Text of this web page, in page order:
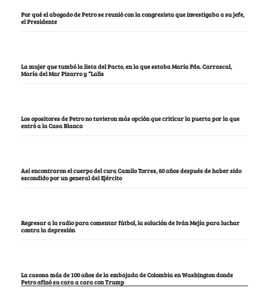
Por qué el abogado de Petro se reunió con la congresista que investigaba a su jefe,
el Presidente
La mujer que tumbó la lista del Pacto, en la que estaba María Fda. Carrascal,
María del Mar Pizarro y “Lalis
Los opositores de Petro no tuvieron más opción que criticar la puerta por la que
entró a la Casa Blanca
Así encontraron el cuerpo del cura Camilo Torres, 60 años después de haber sido
escondido por un general del Ejército
Regresar a la radio para comentar fútbol, la solución de Iván Mejía para luchar
contra la depresión
La casona más de 100 años de la embajada de Colombia en Washington donde
Petro afinó su cara a cara con Trump